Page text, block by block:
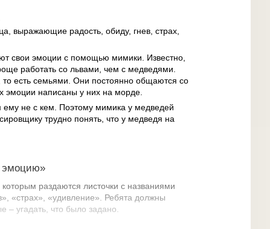
выражающие радость, обиду, гнев, страх,
свои эмоции с помощью мимики. Известно,
работать со львами, чем с медведями.
есть семьями. Они постоянно общаются со
эмоции написаны у них на морде.
не с кем. Поэтому мимика у медведей
трудно понять, что у медведя на
эмоцию»
раздаются листочки с названиями
«страх», «удивление». Ребята должны
– угадать, что было задано.